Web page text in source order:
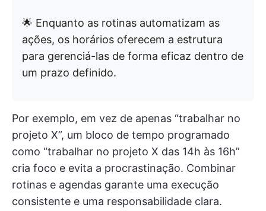
🌟 Enquanto as rotinas automatizam as
ações, os horários oferecem a estrutura
para gerenciá-las de forma eficaz dentro de
um prazo definido.
Por exemplo, em vez de apenas “trabalhar no
projeto X”, um bloco de tempo programado
como “trabalhar no projeto X das 14h às 16h”
cria foco e evita a procrastinação. Combinar
rotinas e agendas garante uma execução
consistente e uma responsabilidade clara.